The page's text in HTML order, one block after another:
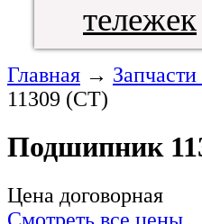
тележек
Главная →
11309 (CT)
Подшипник
Цена договорная